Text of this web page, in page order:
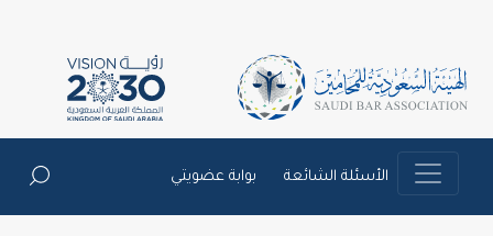
الأسئلة الشائعة بوابة عضويتي